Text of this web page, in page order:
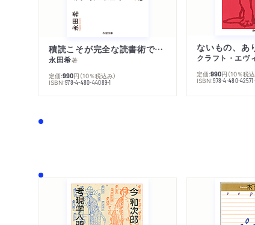
積読こそが完全な読書術である
永田希著
定価:990円 （10％税込み）
ISBN:978-4-480-44089-1
ないもの、あ
クラフト・エヴ
定価:990円 （10％税込
ISBN:978-4-480-